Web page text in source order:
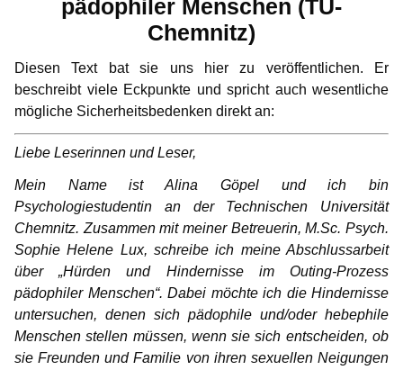
FAQ – häufig gestellte Fragen
Markus
Karamello
Johann
Klase
Takeru
pädophiler Menschen (TU-
Chemnitz)
Diesen Text bat sie uns hier zu veröffentlichen. Er
beschreibt viele Eckpunkte und spricht auch wesentliche
mögliche Sicherheitsbedenken direkt an:
Liebe Leserinnen und Leser,
Mein Name ist Alina Göpel und ich bin
Psychologiestudentin an der Technischen Universität
Chemnitz. Zusammen mit meiner Betreuerin, M.Sc. Psych.
Sophie Helene Lux, schreibe ich meine Abschlussarbeit
über „Hürden und Hindernisse im Outing-Prozess
pädophiler Menschen“. Dabei möchte ich die Hindernisse
untersuchen, denen sich pädophile und/oder hebephile
Menschen stellen müssen, wenn sie sich entscheiden, ob
sie Freunden und Familie von ihren sexuellen Neigungen